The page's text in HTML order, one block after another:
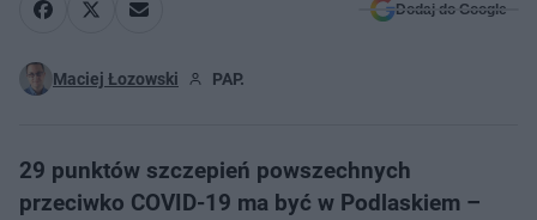
Dodaj do Google
Maciej Łozowski PAP.
29 punktów szczepień powszechnych
przeciwko COVID-19 ma być w Podlaskiem –